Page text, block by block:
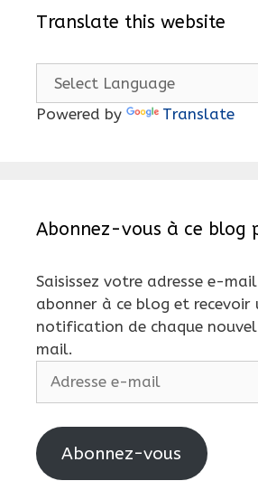
Translate this website
Powered by Translate
Abonnez-vous à ce blog
Saisissez votre adresse e-
abonner à ce blog et recevoir
notification de chaque
mail.
Abonnez-vous